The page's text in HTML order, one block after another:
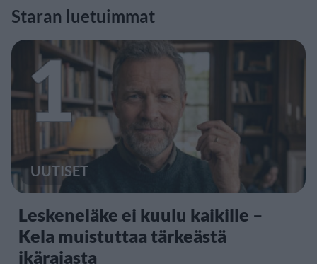
Staran luetuimmat
1
UUTISET
Leskeneläke ei kuulu kaikille –
Kela muistuttaa tärkeästä
ikärajasta